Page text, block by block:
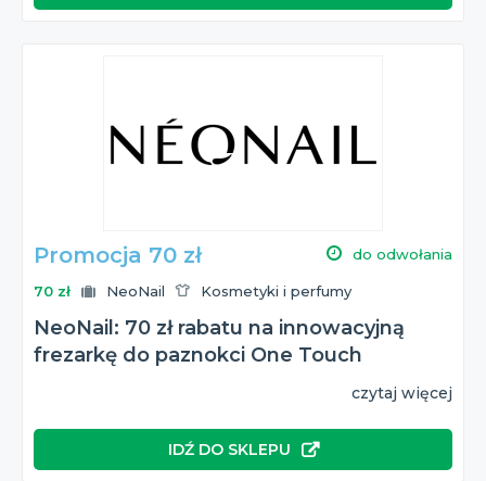
Promocja 70 zł do odwołania
70 zł NeoNail Kosmetyki i perfumy
NeoNail: 70 zł rabatu na innowacyjną
frezarkę do paznokci One Touch
czytaj więcej
IDŹ DO SKLEPU